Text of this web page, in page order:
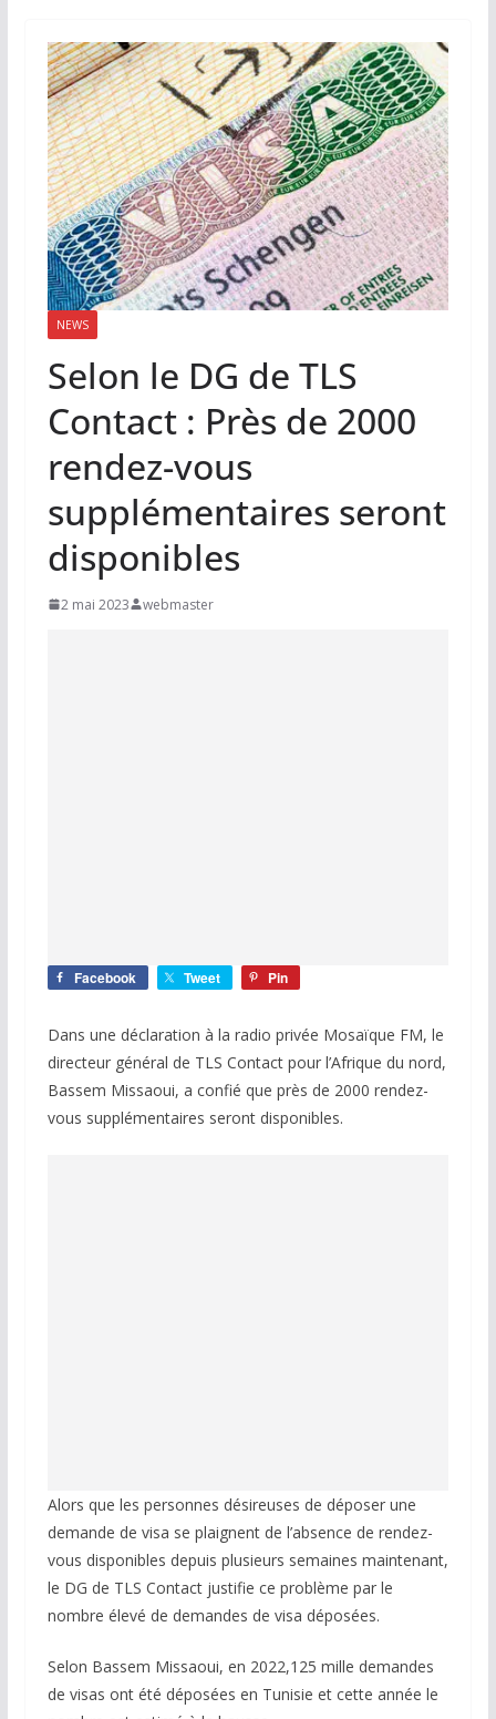
NEWS
Selon le DG de TLS
Contact : Près de 2000
rendez-vous
supplémentaires seront
disponibles
2 mai 2023 webmaster
Facebook Tweet Pin
Dans une déclaration à la radio privée Mosaïque FM, le
directeur général de TLS Contact pour l’Afrique du nord,
Bassem Missaoui, a confié que près de 2000 rendez-
vous supplémentaires seront disponibles.
Alors que les personnes désireuses de déposer une
demande de visa se plaignent de l’absence de rendez-
vous disponibles depuis plusieurs semaines maintenant,
le DG de TLS Contact justifie ce problème par le
nombre élevé de demandes de visa déposées.
Selon Bassem Missaoui, en 2022,125 mille demandes
de visas ont été déposées en Tunisie et cette année le